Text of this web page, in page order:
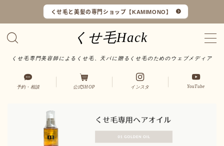
くせ毛と美髪の専門ショップ【KAMIMONO】
くせ毛Hack
くせ毛専門美容師によるくせ毛、天パに贈るくせ毛のためのウェブメディア
口コミ一覧
予約・相談 公式SHOP インスタ YouTube